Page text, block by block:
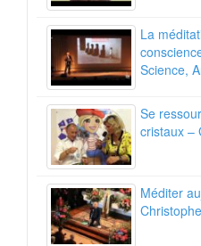
La
Science,
Se
cristaux –
Méditer